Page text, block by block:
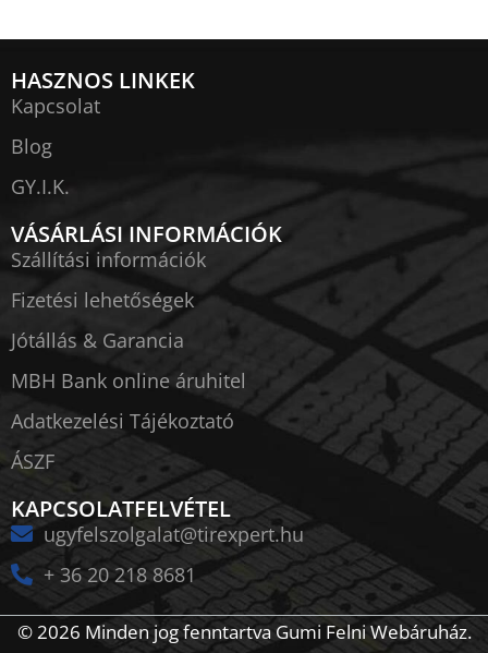
HASZNOS LINKEK
Kapcsolat
Blog
GY.I.K.
VÁSÁRLÁSI INFORMÁCIÓK
Szállítási információk
Fizetési lehetőségek
Jótállás & Garancia
MBH Bank online áruhitel
Adatkezelési Tájékoztató
ÁSZF
KAPCSOLATFELVÉTEL
ugyfelszolgalat@tirexpert.hu
+ 36 20 218 8681
© 2026 Minden jog fenntartva Gumi Felni Webáruház.